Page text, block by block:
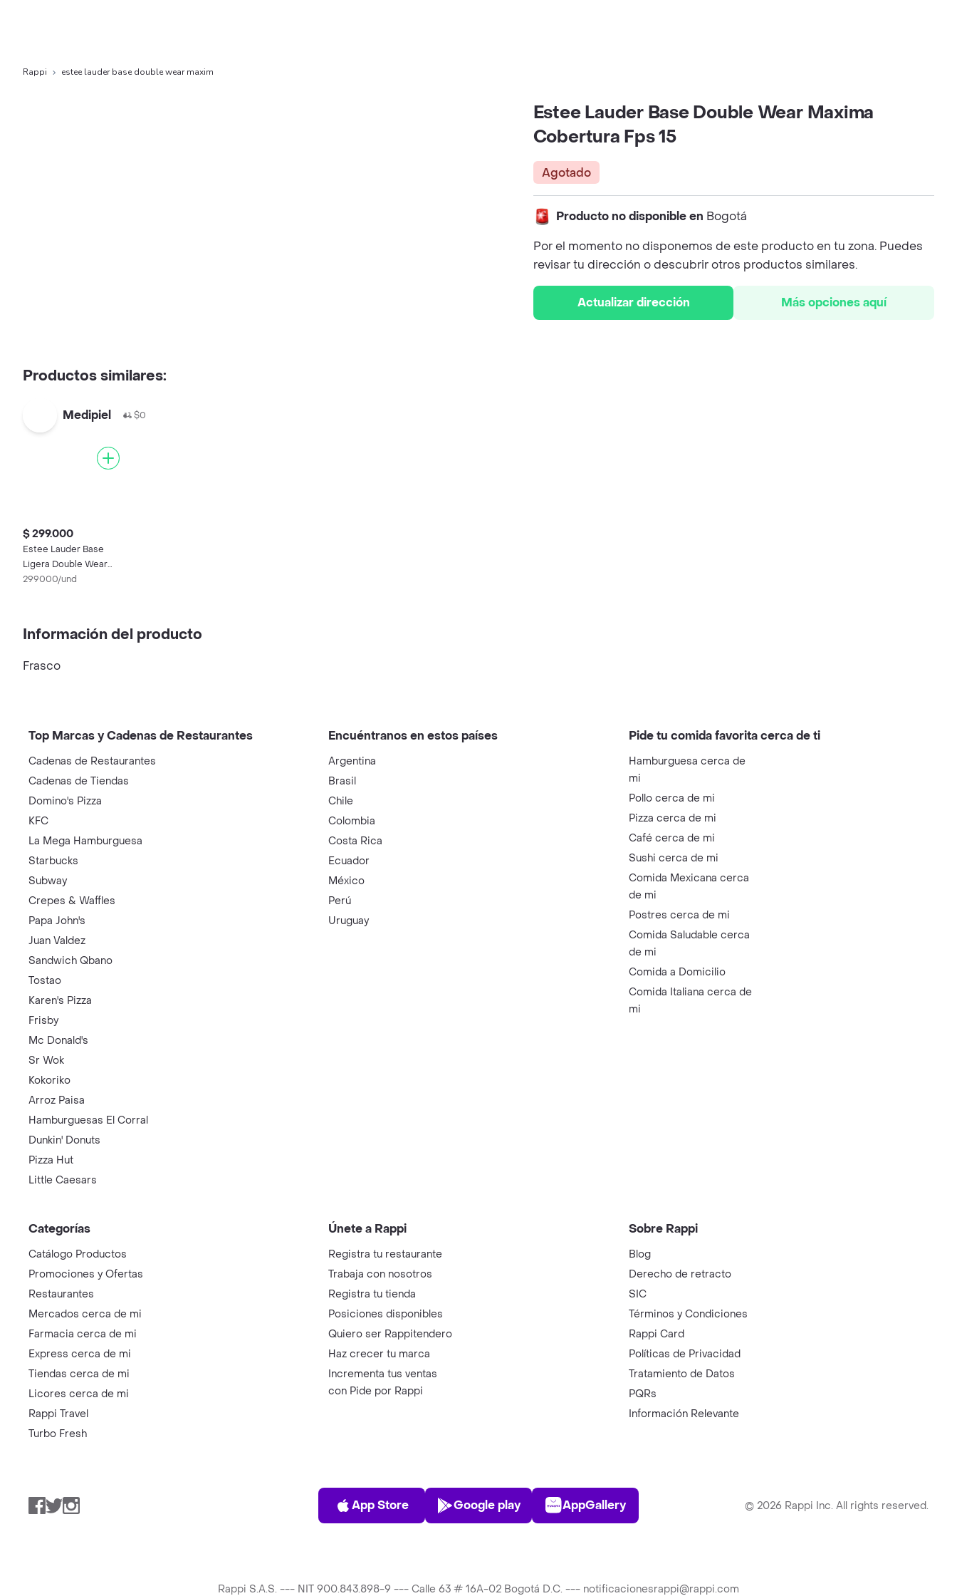
Rappi estee lauder base double wear maxim
Estee Lauder Base Double Wear Maxima
Cobertura Fps 15
Agotado
Producto no disponible en Bogotá
Por el momento no disponemos de este producto en tu zona. Puedes
revisar tu dirección o descubrir otros productos similares.
Actualizar dirección Más opciones aquí
Productos similares:
Medipiel $0
$ 299.000
Estee Lauder Base
Ligera Double Wear
Sheer Ivory Beige Fps
299000/und
Información del producto
Frasco
Top Marcas y Cadenas de Restaurantes
Cadenas de Restaurantes
Cadenas de Tiendas
Domino's Pizza
KFC
La Mega Hamburguesa
Starbucks
Subway
Crepes & Waffles
Papa John's
Juan Valdez
Sandwich Qbano
Tostao
Karen's Pizza
Frisby
Mc Donald's
Sr Wok
Kokoriko
Arroz Paisa
Hamburguesas El Corral
Dunkin' Donuts
Pizza Hut
Little Caesars
Encuéntranos en estos países
Argentina
Brasil
Chile
Colombia
Costa Rica
Ecuador
México
Perú
Uruguay
Pide tu comida favorita cerca de ti
Hamburguesa cerca de
mi
Pollo cerca de mi
Pizza cerca de mi
Café cerca de mi
Sushi cerca de mi
Comida Mexicana cerca
de mi
Postres cerca de mi
Comida Saludable cerca
de mi
Comida a Domicilio
Comida Italiana cerca de
mi
Categorías
Catálogo Productos
Promociones y Ofertas
Restaurantes
Mercados cerca de mi
Farmacia cerca de mi
Express cerca de mi
Tiendas cerca de mi
Licores cerca de mi
Rappi Travel
Turbo Fresh
Únete a Rappi
Registra tu restaurante
Trabaja con nosotros
Registra tu tienda
Posiciones disponibles
Quiero ser Rappitendero
Haz crecer tu marca
Incrementa tus ventas
con Pide por Rappi
Sobre Rappi
Blog
Derecho de retracto
SIC
Términos y Condiciones
Rappi Card
Políticas de Privacidad
Tratamiento de Datos
PQRs
Información Relevante
Facebook
TwitterInstagram
App Store
App Store
Play Store
Google play
AppGallery
AppGallery © 2026 Rappi Inc. All rights reserved.
Rappi S.A.S. --- NIT 900.843.898-9 --- Calle 63 # 16A-02 Bogotá D.C. --- notificacionesrappi@rappi.com